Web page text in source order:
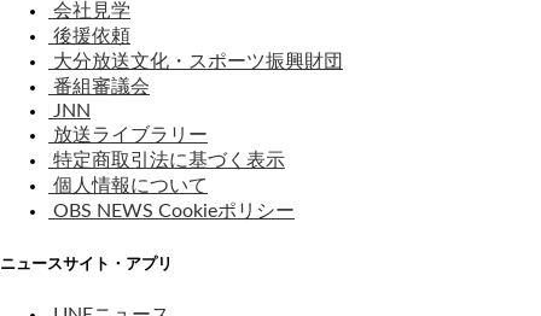
会社見学
後援依頼
大分放送文化・スポーツ振興財団
番組審議会
JNN
放送ライブラリー
特定商取引法に基づく表示
個人情報について
OBS NEWS Cookieポリシー
ニュースサイト・アプリ